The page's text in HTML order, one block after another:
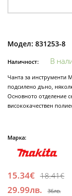
Модел: 831253-8
Наличност: В
Чанта за инструменти
подсилено дъно,
Основното отделение
висококачествен
Марка:
15.34€ 18.41€
29.99лв. 36лв.